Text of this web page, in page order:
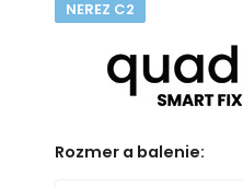
NEREZ C2
Rozmer a balenie: